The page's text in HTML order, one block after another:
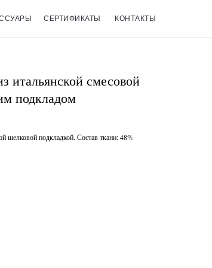
СЕРТИФИКАТЫ КОНТАКТЫ
итальянской смесовой
подкладом
шелковой подкладкой. Состав ткани: 48%